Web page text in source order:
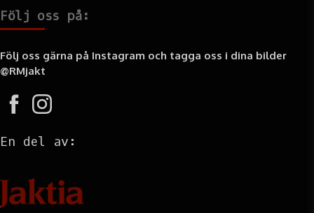
Följ oss på:
Följ oss gärna på Instagram och tagga oss i dina bilder
@RMjakt
En del av: